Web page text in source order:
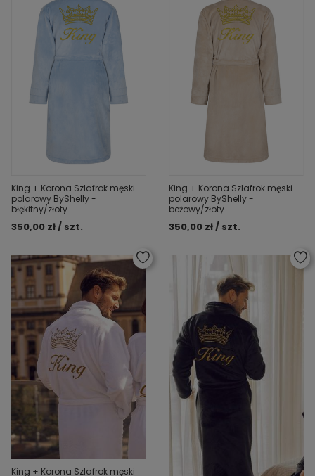
King + Korona Szlafrok męski
polarowy ByShelly -
błękitny/złoty
350,00 zł / szt.
King + Korona Szlafrok męski
polarowy ByShelly -
beżowy/złoty
350,00 zł / szt.
King + Korona Szlafrok męski